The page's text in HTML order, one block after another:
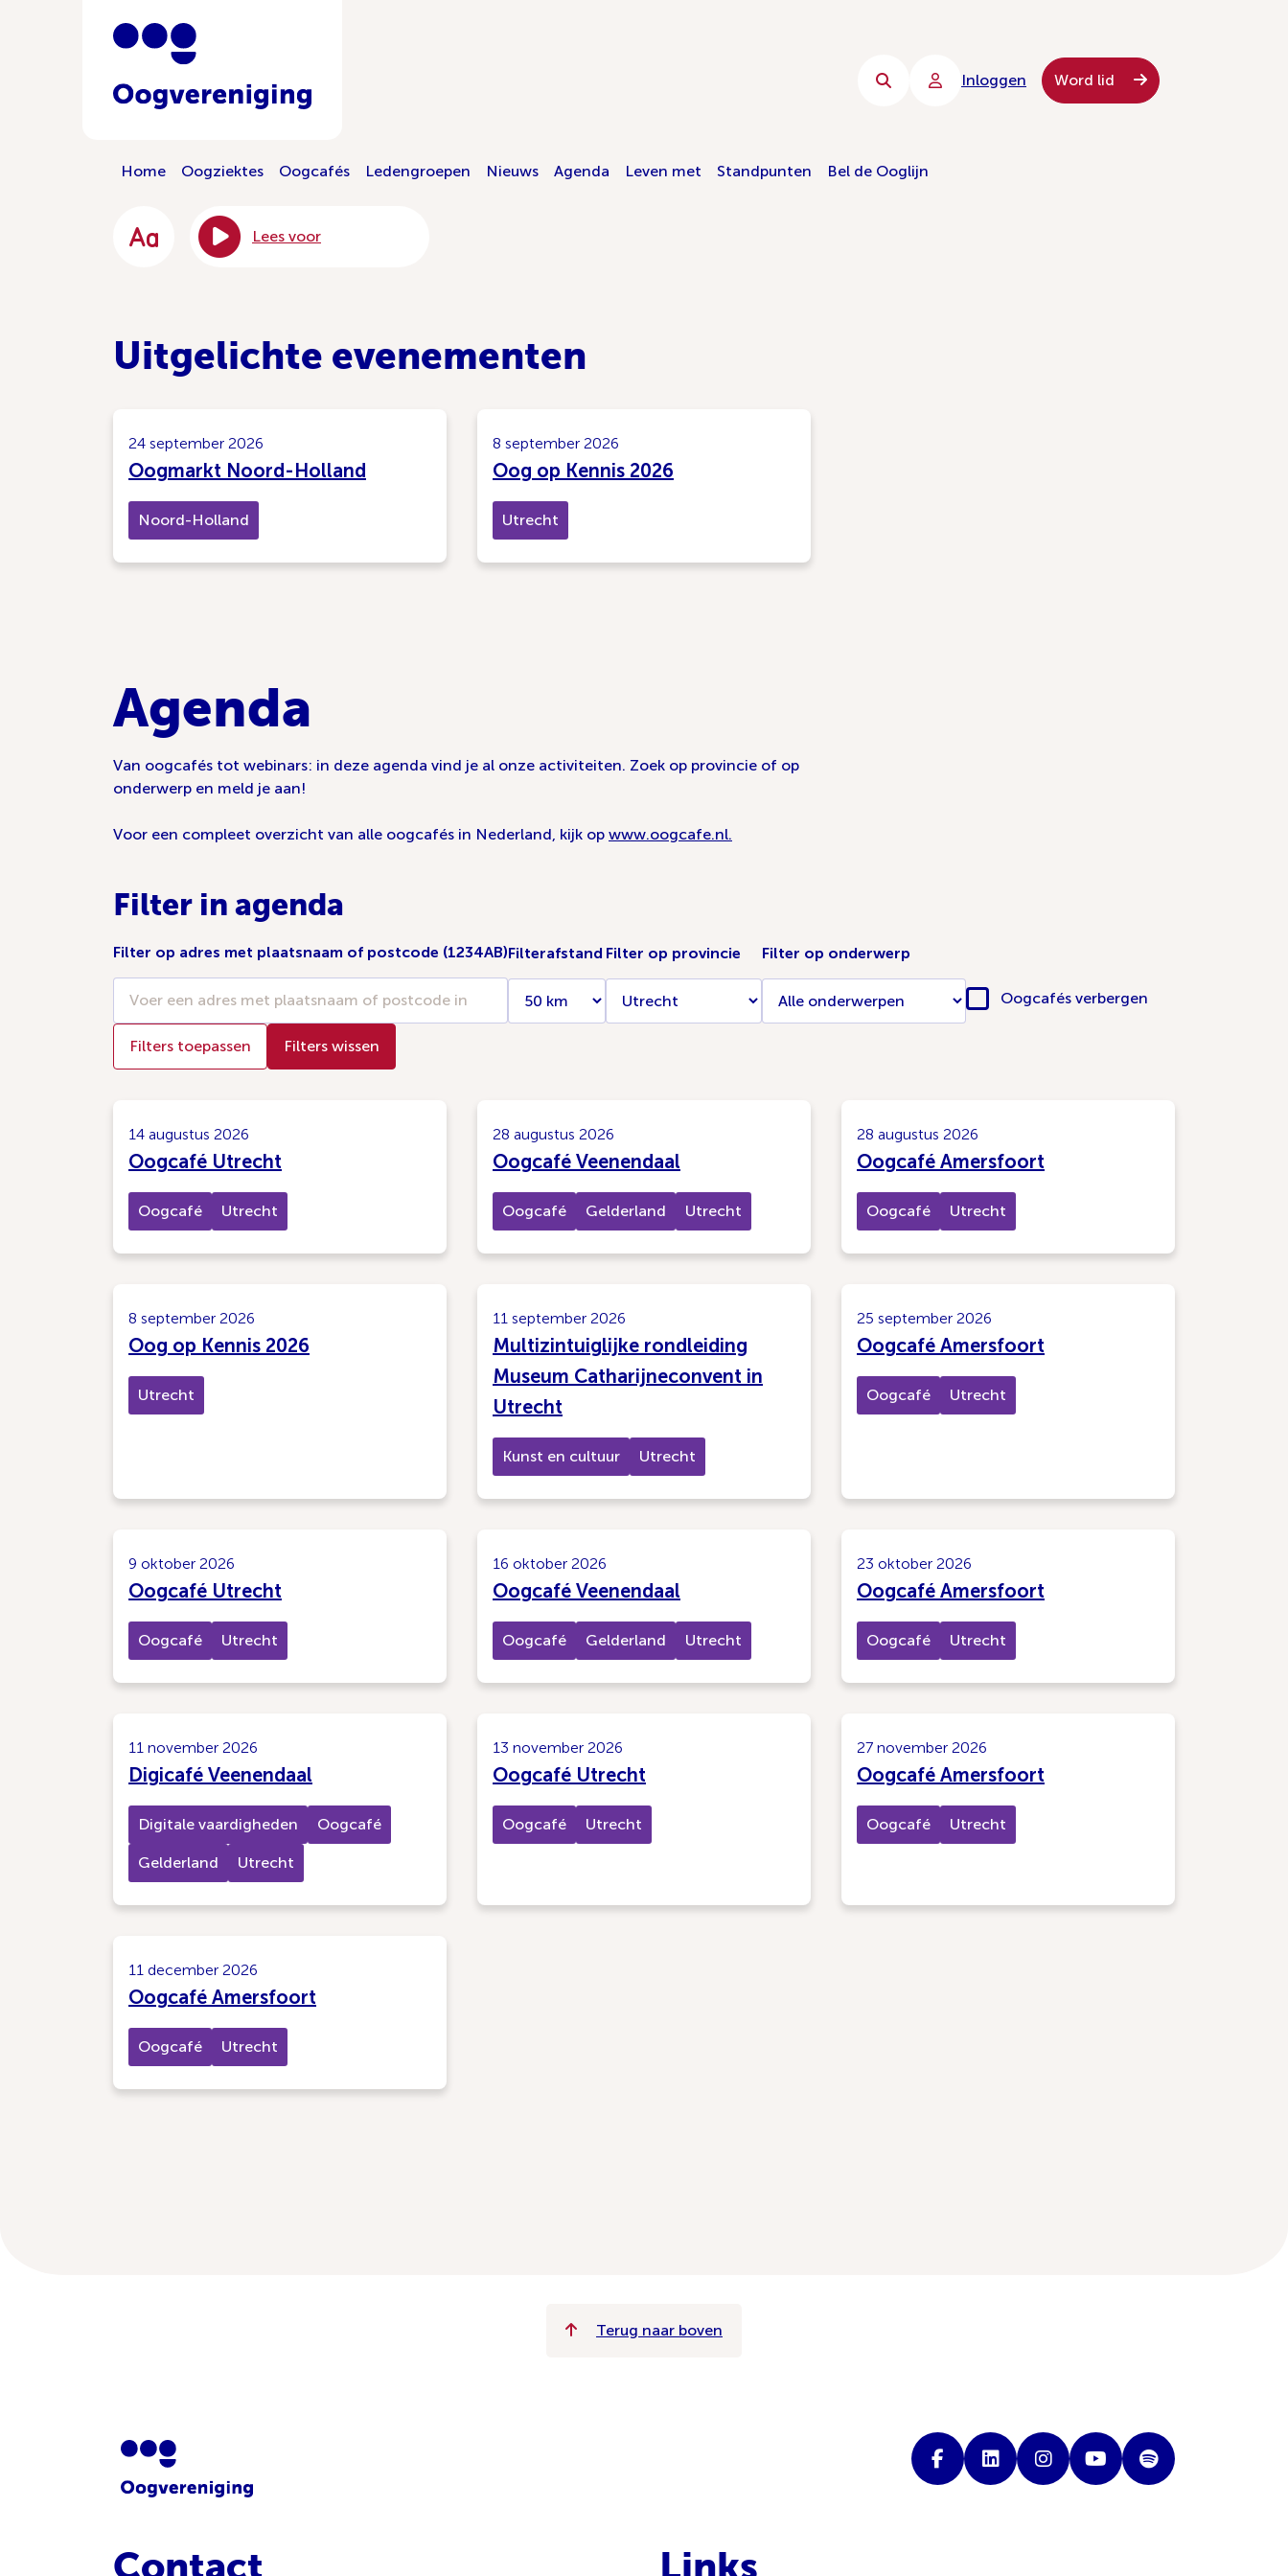
Inloggen Word lid
Home Oogziektes Oogcafés Ledengroepen Nieuws Agenda Leven met Standpunten Bel de Ooglijn
Lees voor
Uitgelichte evenementen
24 september 2026
Oogmarkt Noord-Holland
Noord-Holland
8 september 2026
Oog op Kennis 2026
Utrecht
Agenda
Van oogcafés tot webinars: in deze agenda vind je al onze activiteiten. Zoek op provincie of op
onderwerp en meld je aan!
Voor een compleet overzicht van alle oogcafés in Nederland, kijk op www.oogcafe.nl.
Filter in agenda
Filter op adres met plaatsnaam of postcode (1234AB)Filterafstand Filter op provincie Filter op onderwerp
Oogcafés verbergen
Filters toepassen Filters wissen
14 augustus 2026
Oogcafé Utrecht
Oogcafé Utrecht
28 augustus 2026
Oogcafé Veenendaal
Oogcafé Gelderland Utrecht
28 augustus 2026
Oogcafé Amersfoort
Oogcafé Utrecht
8 september 2026
Oog op Kennis 2026
Utrecht
11 september 2026
Multizintuiglijke rondleiding
Museum Catharijneconvent in
Utrecht
Kunst en cultuur Utrecht
25 september 2026
Oogcafé Amersfoort
Oogcafé Utrecht
9 oktober 2026
Oogcafé Utrecht
Oogcafé Utrecht
16 oktober 2026
Oogcafé Veenendaal
Oogcafé Gelderland Utrecht
23 oktober 2026
Oogcafé Amersfoort
Oogcafé Utrecht
11 november 2026
Digicafé Veenendaal
Digitale vaardigheden Oogcafé
Gelderland Utrecht
13 november 2026
Oogcafé Utrecht
Oogcafé Utrecht
27 november 2026
Oogcafé Amersfoort
Oogcafé Utrecht
11 december 2026
Oogcafé Amersfoort
Oogcafé Utrecht
Terug naar boven
Contact Links